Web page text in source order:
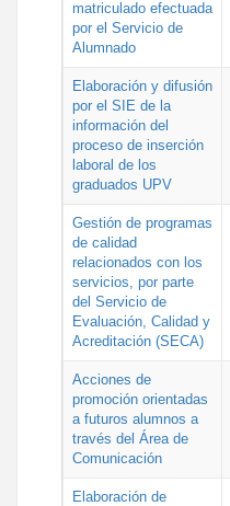
matriculado efectuada
por el Servicio de
Alumnado
Elaboración y difusión
por el SIE de la
información del
proceso de inserción
laboral de los
graduados UPV
Gestión de programas
de calidad
relacionados con los
servicios, por parte
del Servicio de
Evaluación, Calidad y
Acreditación (SECA)
Acciones de
promoción orientadas
a futuros alumnos a
través del Área de
Comunicación
Elaboración de